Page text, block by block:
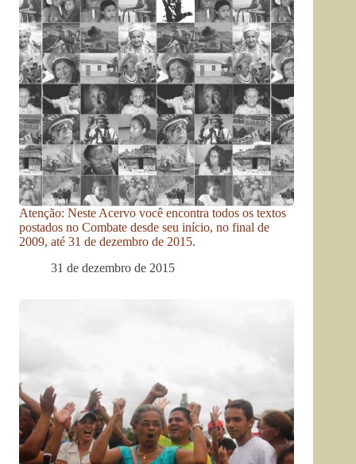
Atenção: Neste Acervo você encontra todos os textos
postados no Combate desde seu início, no final de
2009, até 31 de dezembro de 2015.
31 de dezembro de 2015